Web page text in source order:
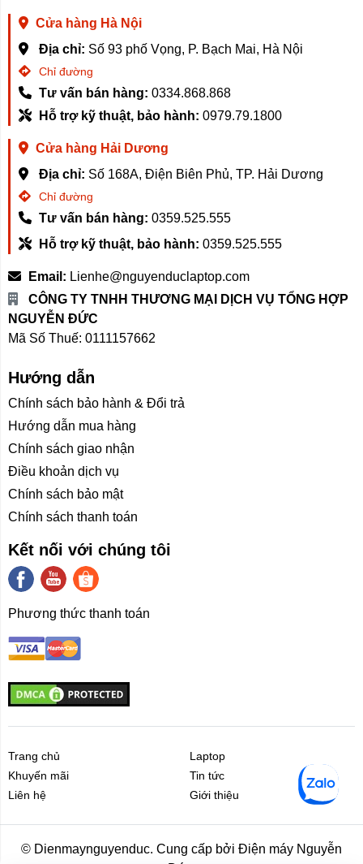
Cửa hàng Hà Nội
Địa chỉ: Số 93 phố Vọng, P. Bạch Mai, Hà Nội
Chỉ đường
Tư vấn bán hàng: 0334.868.868
Hỗ trợ kỹ thuật, bảo hành: 0979.79.1800
Cửa hàng Hải Dương
Địa chỉ: Số 168A, Điện Biên Phủ, TP. Hải Dương
Chỉ đường
Tư vấn bán hàng: 0359.525.555
Hỗ trợ kỹ thuật, bảo hành: 0359.525.555
Email: Lienhe@nguyenduclaptop.com
CÔNG TY TNHH THƯƠNG MẠI DỊCH VỤ TỔNG HỢP
NGUYỄN ĐỨC
Mã Số Thuế: 0111157662
Hướng dẫn
Chính sách bảo hành & Đổi trả
Hướng dẫn mua hàng
Chính sách giao nhận
Điều khoản dịch vụ
Chính sách bảo mật
Chính sách thanh toán
Kết nối với chúng tôi
Phương thức thanh toán
Trang chủ
Laptop
Khuyến mãi
Tin tức
Liên hệ
Giới thiệu
© Dienmaynguyenduc. Cung cấp bởi Điện máy Nguyễn